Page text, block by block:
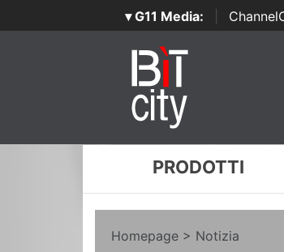
▾ G11 Media:
PRODOTTI
Homepage > Notizia